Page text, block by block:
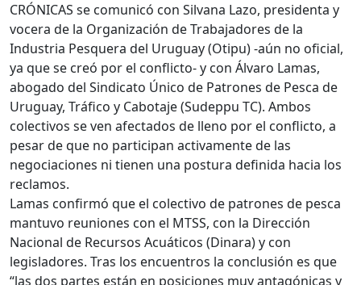
CRÓNICAS se comunicó con Silvana Lazo, presidenta y
vocera de la Organización de Trabajadores de la
Industria Pesquera del Uruguay (Otipu) -aún no oficial,
ya que se creó por el conflicto- y con Álvaro Lamas,
abogado del Sindicato Único de Patrones de Pesca de
Uruguay, Tráfico y Cabotaje (Sudeppu TC). Ambos
colectivos se ven afectados de lleno por el conflicto, a
pesar de que no participan activamente de las
negociaciones ni tienen una postura definida hacia los
reclamos.
Lamas confirmó que el colectivo de patrones de pesca
mantuvo reuniones con el MTSS, con la Dirección
Nacional de Recursos Acuáticos (Dinara) y con
legisladores. Tras los encuentros la conclusión es que
“las dos partes están en posiciones muy antagónicas y